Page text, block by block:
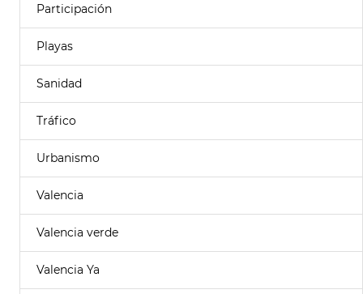
Participación
Playas
Sanidad
Tráfico
Urbanismo
Valencia
Valencia verde
Valencia Ya